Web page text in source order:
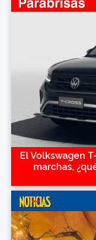
El Volkswagen
marchas,